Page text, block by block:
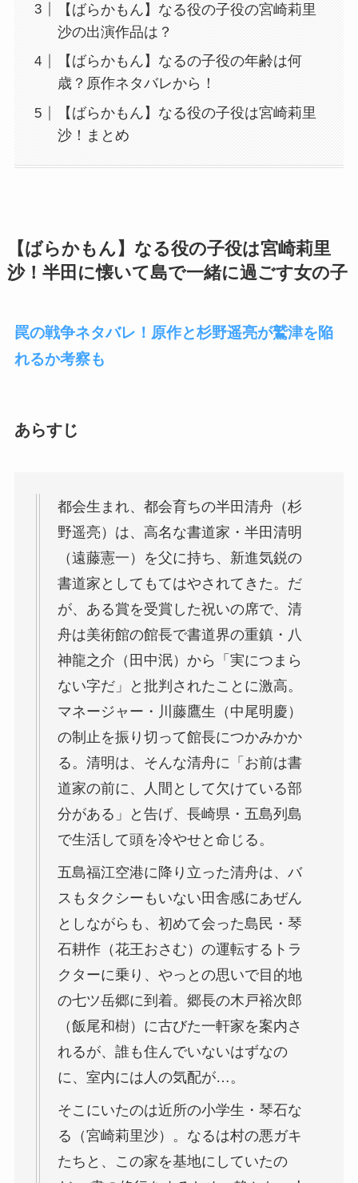
【ばらかもん】なる役の子役の宮崎莉里
沙の出演作品は？
【ばらかもん】なるの子役の年齢は何
歳？原作ネタバレから！
【ばらかもん】なる役の子役は宮崎莉里
沙！まとめ
【ばらかもん】なる役の子役は宮崎莉里
沙！半田に懐いて島で一緒に過ごす女の子
罠の戦争ネタバレ！原作と杉野遥亮が鷲津を陥
れるか考察も
あらすじ
都会生まれ、都会育ちの半田清舟（杉
野遥亮）は、高名な書道家・半田清明
（遠藤憲一）を父に持ち、新進気鋭の
書道家としてもてはやされてきた。だ
が、ある賞を受賞した祝いの席で、清
舟は美術館の館長で書道界の重鎮・八
神龍之介（田中泯）から「実につまら
ない字だ」と批判されたことに激高。
マネージャー・川藤鷹生（中尾明慶）
の制止を振り切って館長につかみかか
る。清明は、そんな清舟に「お前は書
道家の前に、人間として欠けている部
分がある」と告げ、長崎県・五島列島
で生活して頭を冷やせと命じる。
五島福江空港に降り立った清舟は、バ
スもタクシーもいない田舎感にあぜん
としながらも、初めて会った島民・琴
石耕作（花王おさむ）の運転するトラ
クターに乗り、やっとの思いで目的地
の七ツ岳郷に到着。郷長の木戸裕次郎
（飯尾和樹）に古びた一軒家を案内さ
れるが、誰も住んでいないはずなの
に、室内には人の気配が…。
そこにいたのは近所の小学生・琴石な
る（宮崎莉里沙）。なるは村の悪ガキ
たちと、この家を基地にしていたの